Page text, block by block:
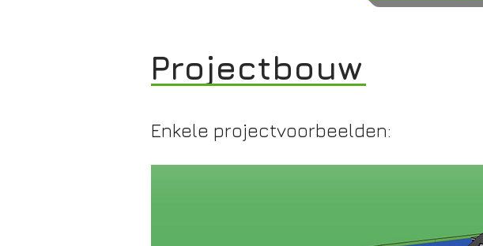
Projectbouw
Enkele projectvoorbeelden: